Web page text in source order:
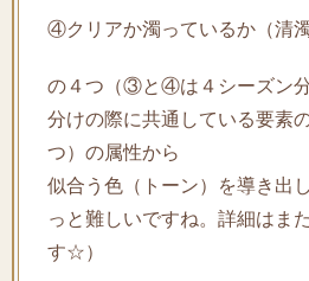
④クリアか濁っているか（清濁
の４つ（③と④は４シーズン
分けの際に共通している要素
つ）の属性から
似合う色（トーン）を導き出
っと難しいですね。詳細はま
す☆）